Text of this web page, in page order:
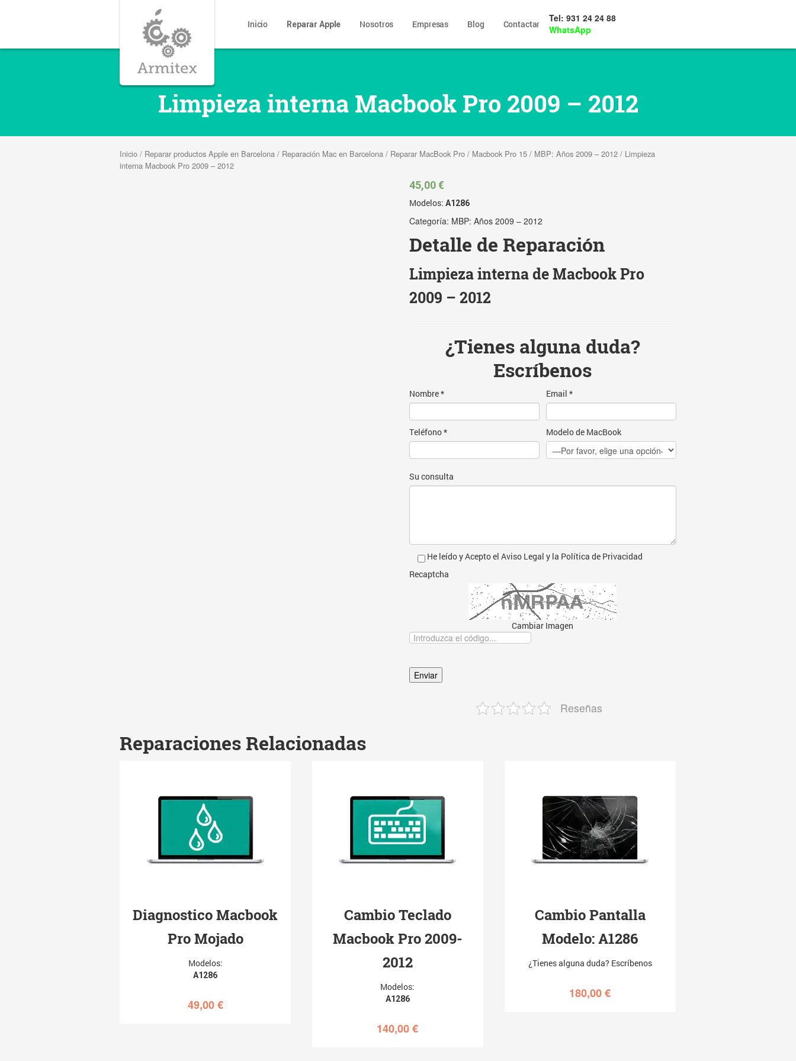
Inicio Reparar Apple Nosotros Empresas Blog Contactar
Tel: 931 24 24 88
WhatsApp
Limpieza interna Macbook Pro 2009 – 2012
Inicio / Reparar productos Apple en Barcelona / Reparación Mac en Barcelona / Reparar MacBook Pro / Macbook Pro 15 / MBP: Años 2009 – 2012 / Limpieza
interna Macbook Pro 2009 – 2012
45,00€
Modelos: A1286
Categoría: MBP: Años 2009 – 2012
Detalle de Reparación
Limpieza interna de Macbook Pro
2009 – 2012
¿Tienes alguna duda?
Escríbenos
Nombre *
Teléfono *
Email *
Modelo de MacBook
Su consulta
He leído y Acepto el Aviso Legal y la Política de Privacidad
Recaptcha
Cambiar Imagen
Reseñas
Reparaciones Relacionadas
Diagnostico Macbook
Pro Mojado
Modelos:
A1286
49,00€
Cambio Teclado
Macbook Pro 2009-
2012
Modelos:
A1286
140,00€
Cambio Pantalla
Modelo: A1286
¿Tienes alguna duda? Escríbenos
180,00€